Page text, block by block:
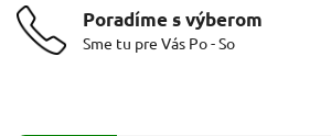
Poradíme s výberom
Sme tu pre Vás Po - So